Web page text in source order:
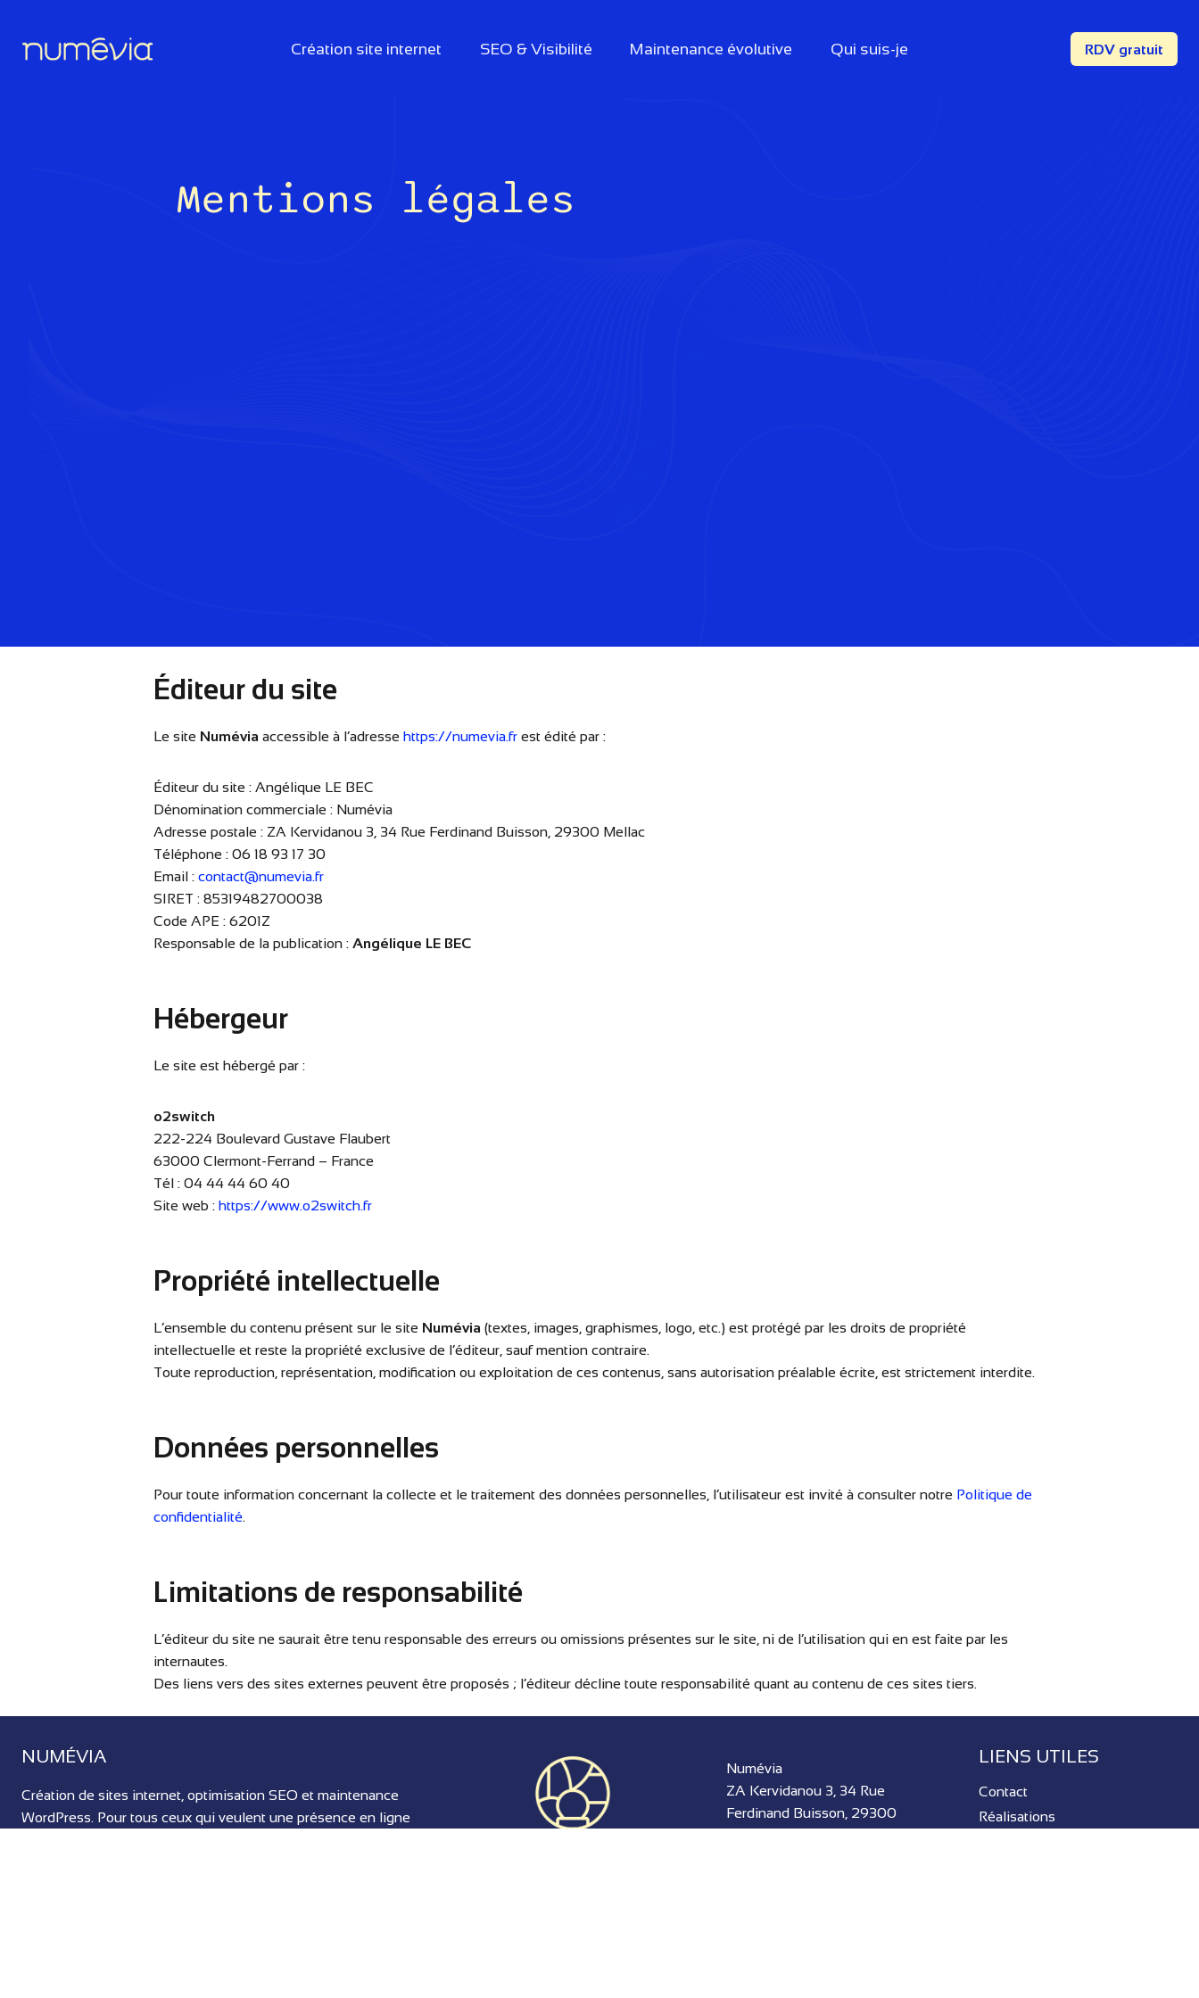
contenu
Création site internet SEO & Visibilité Maintenance évolutive Qui suis-je RDV gratuit
Mentions légales
Éditeur du site
Le site Numévia accessible à l’adresse https://numevia.fr est édité par :
Éditeur du site : Angélique LE BEC
Dénomination commerciale : Numévia
Adresse postale : ZA Kervidanou 3, 34 Rue Ferdinand Buisson, 29300 Mellac
Téléphone : 06 18 93 17 30
Email : contact@numevia.fr
SIRET : 85319482700038
Code APE : 6201Z
Responsable de la publication : Angélique LE BEC
Hébergeur
Le site est hébergé par :
o2switch
222-224 Boulevard Gustave Flaubert
63000 Clermont-Ferrand – France
Tél : 04 44 44 60 40
Site web : https://www.o2switch.fr
Propriété intellectuelle
L’ensemble du contenu présent sur le site Numévia (textes, images, graphismes, logo, etc.) est protégé par les droits de propriété
intellectuelle et reste la propriété exclusive de l’éditeur, sauf mention contraire.
Toute reproduction, représentation, modification ou exploitation de ces contenus, sans autorisation préalable écrite, est strictement interdite.
Données personnelles
Pour toute information concernant la collecte et le traitement des données personnelles, l’utilisateur est invité à consulter notre Politique de
confidentialité.
Limitations de responsabilité
L’éditeur du site ne saurait être tenu responsable des erreurs ou omissions présentes sur le site, ni de l’utilisation qui en est faite par les
internautes.
Des liens vers des sites externes peuvent être proposés ; l’éditeur décline toute responsabilité quant au contenu de ces sites tiers.
NUMÉVIA
Création de sites internet, optimisation SEO et maintenance
WordPress. Pour tous ceux qui veulent une présence en ligne
Numévia
ZA Kervidanou 3, 34 Rue
Ferdinand Buisson, 29300
LIENS UTILES
Contact
Réalisations